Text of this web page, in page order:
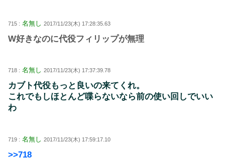
715 : 名無し 2017/11/23(木) 17:28:35.63
W好きなのに代役フィリップが無理
718 : 名無し 2017/11/23(木) 17:37:39.78
カブト代役もっと良いの来てくれ。
これでもしほとんど喋らないなら前の使い回しでいい
わ
719 : 名無し 2017/11/23(木) 17:59:17.10
>>718